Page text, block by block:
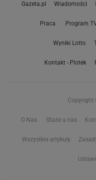
Gazeta.pl Wiadomości
Praca Program
Wyniki Lotto
Kontakt - Plotek
Copyright
O Nas Staże u nas
Wszystkie artykuły